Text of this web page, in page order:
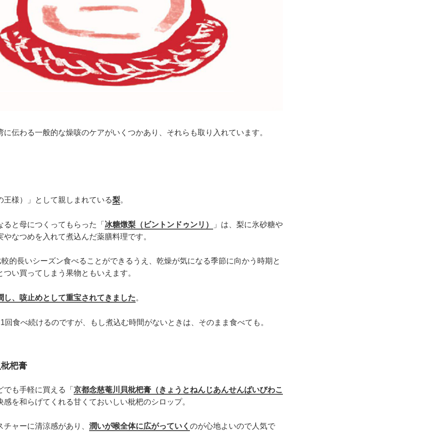
に伝わる一般的な燥咳のケアがいくつかあり、それらも取り入れています。
王様）」として親しまれている梨。
と母につくってもらった「 冰糖燉梨（ビントンドゥンリ）
」は、梨に氷砂糖や
なつめを入れて煮込んだ薬膳料理です。
的長いシーズン食べることができるうえ、乾燥が気になる季節に向かう時期と
い買ってしまう果物ともいえます。
し、咳止めとして重宝されてきました。
回食べ続けるのですが、もし煮込む時間がないときは、そのまま食べても。
杷膏
も手軽に買える「 京都念慈菴川貝枇杷膏（きょうとねんじあんせんばいびわこ
感を和らげてくれる甘くておいしい枇杷のシロップ。
ャーに清涼感があり、 潤いが喉全体に広がっていく のが心地よいので人気で